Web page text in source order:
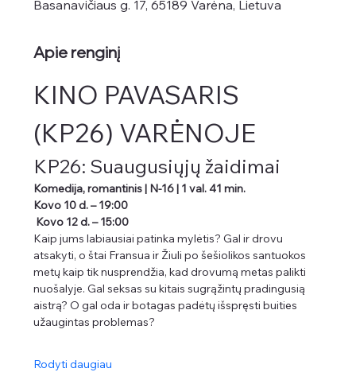
Basanavičiaus g. 17, 65189 Varėna, Lietuva
Apie renginį
KINO PAVASARIS
(KP26) VARĖNOJE
KP26: Suaugusiųjų žaidimai
Komedija, romantinis | N-16 | 1 val. 41 min.
Kovo 10 d. – 19:00
Kovo 12 d. – 15:00
Kaip jums labiausiai patinka mylėtis? Gal ir drovu
atsakyti, o štai Fransua ir Žiuli po šešiolikos santuokos
metų kaip tik nusprendžia, kad drovumą metas palikti
nuošalyje. Gal seksas su kitais sugrąžintų pradingusią
aistrą? O gal oda ir botagas padėtų išspręsti buities
užaugintas problemas?
Rodyti daugiau